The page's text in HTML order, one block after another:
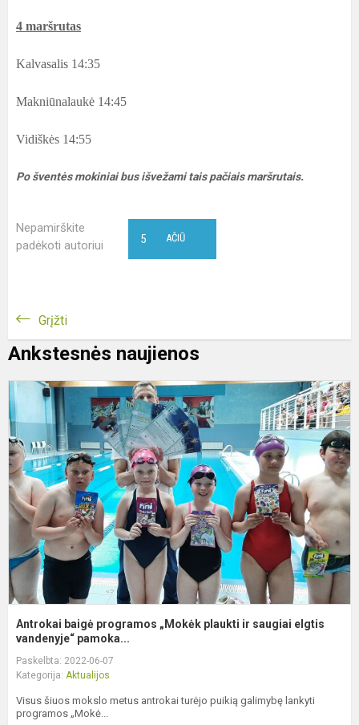
4 maršrutas
Kalvasalis 14:35
Makniūnalaukė 14:45
Vidiškės 14:55
Po šventės mokiniai bus išvežami tais pačiais maršrutais.
Nepamirškite
padėkoti autoriui
AČIŪ
5
Grįžti
Ankstesnės naujienos
Antrokai baigė programos „Mokėk plaukti ir saugiai elgtis
vandenyje“ pamoka...
Paskelbta: 2022-06-07
Kategorija: Aktualijos
Visus šiuos mokslo metus antrokai turėjo puikią galimybę lankyti
programos „Mokė...